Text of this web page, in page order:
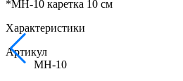
*MH-10 каретка 10 см
Характеристики
Артикул
MH-10